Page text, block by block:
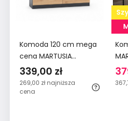
Komoda 120 cm mega
cena MARTUSIA
78,5x120x40 cm z 6
szufladami dąb artisan
antracyt do salonu i
339,00 zł
269,00 zł najniższa
cena
cm